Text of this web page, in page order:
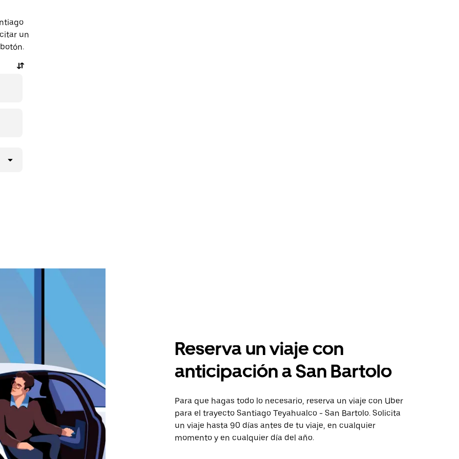
un
Reserva un viaje con
anticipación a San Bartolo
Para que hagas todo lo necesario, reserva un viaje con Uber
para el trayecto Santiago Teyahualco - San Bartolo. Solicita
un viaje hasta 90 días antes de tu viaje, en cualquier
momento y en cualquier día del año.